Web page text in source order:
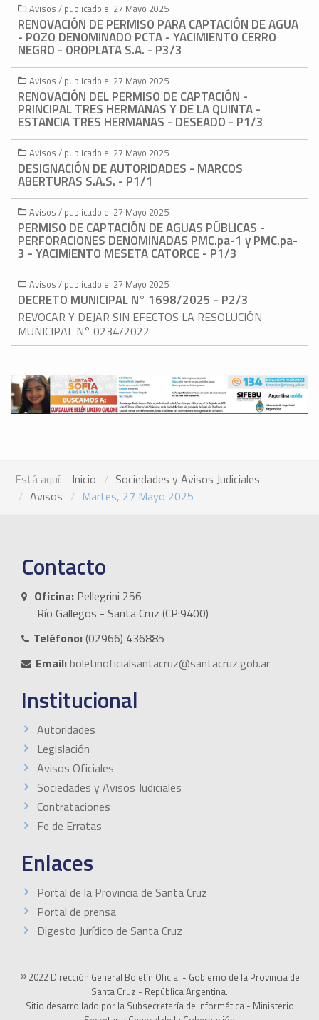
Avisos / publicado el 27 Mayo 2025
RENOVACIÓN DE PERMISO PARA CAPTACIÓN DE AGUA
- POZO DENOMINADO PCTA - YACIMIENTO CERRO
NEGRO - OROPLATA S.A. - P3/3
Avisos / publicado el 27 Mayo 2025
RENOVACIÓN DEL PERMISO DE CAPTACIÓN -
PRINCIPAL TRES HERMANAS Y DE LA QUINTA -
ESTANCIA TRES HERMANAS - DESEADO - P1/3
Avisos / publicado el 27 Mayo 2025
DESIGNACIÓN DE AUTORIDADES - MARCOS
ABERTURAS S.A.S. - P1/1
Avisos / publicado el 27 Mayo 2025
PERMISO DE CAPTACIÓN DE AGUAS PÚBLICAS -
PERFORACIONES DENOMINADAS PMC.pa-1 y PMC.pa-
3 - YACIMIENTO MESETA CATORCE - P1/3
Avisos / publicado el 27 Mayo 2025
DECRETO MUNICIPAL N° 1698/2025 - P2/3
REVOCAR Y DEJAR SIN EFECTOS LA RESOLUCIÓN
MUNICIPAL N° 0234/2022
Está aquí: Inicio
Sociedades y Avisos Judiciales
Avisos
Martes, 27 Mayo 2025
Contacto
Oficina: Pellegrini 256
Río Gallegos - Santa Cruz (CP:9400)
Teléfono:(02966) 436885
Email:boletinoficialsantacruz@santacruz.gob.ar
Institucional
Autoridades
Legislación
Avisos Oficiales
Sociedades y Avisos Judiciales
Contrataciones
Fe de Erratas
Enlaces
Portal de la Provincia de Santa Cruz
Portal de prensa
Digesto Jurídico de Santa Cruz
© 2022 Dirección General Boletín Oficial - Gobierno de la Provincia de
Santa Cruz - República Argentina.
Sitio desarrollado por la Subsecretaría de Informática - Ministerio